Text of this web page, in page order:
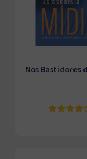
Nos Bastidores